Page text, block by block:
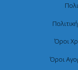
Όροι
Όροι